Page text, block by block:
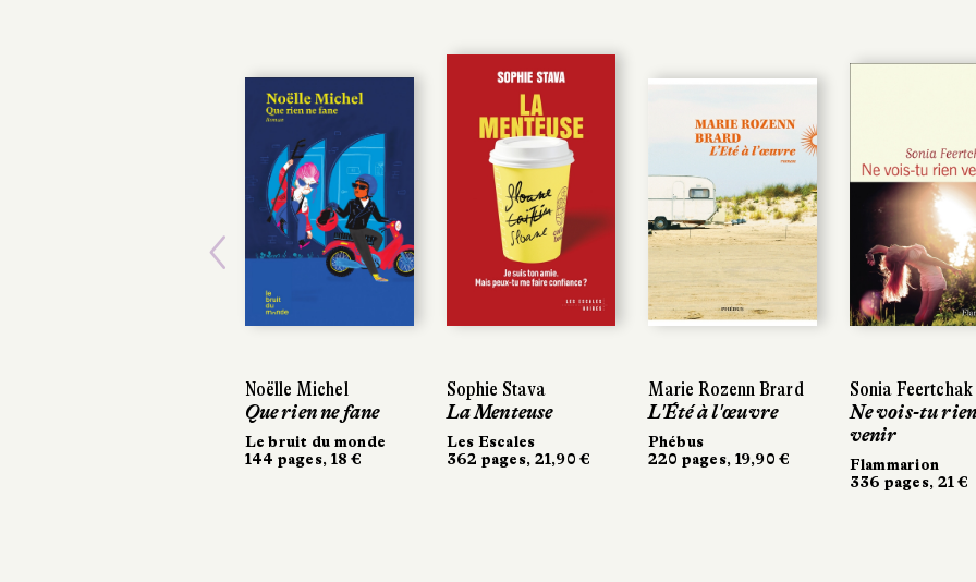
Noëlle Michel
Que rien ne fane
Le bruit du monde
144 pages, 18 €
Sophie Stava
La Menteuse
Les Escales
362 pages, 21,90 €
Marie Rozenn Brard
L'Été à l'œuvre
Phébus
220 pages, 19,90 €
Sonia Feertchak
Ne vois-tu rien
venir
Flammarion
336 pages, 21 €
Sophie Stava
La Menteuse
Les Escales
362 pages, 21,90 €
Marie Rozenn Brard
L'Été à l'œuvre
Phébus
220 pages, 19,90 €
Sonia Feertchak
Ne vois-tu rien
venir
Flammarion
336 pages, 21 €
Previous